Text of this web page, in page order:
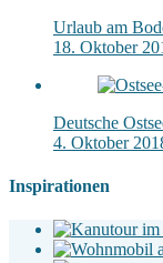
Urlaub am
18. Oktober
Deutsche
4. Oktober
Inspirationen